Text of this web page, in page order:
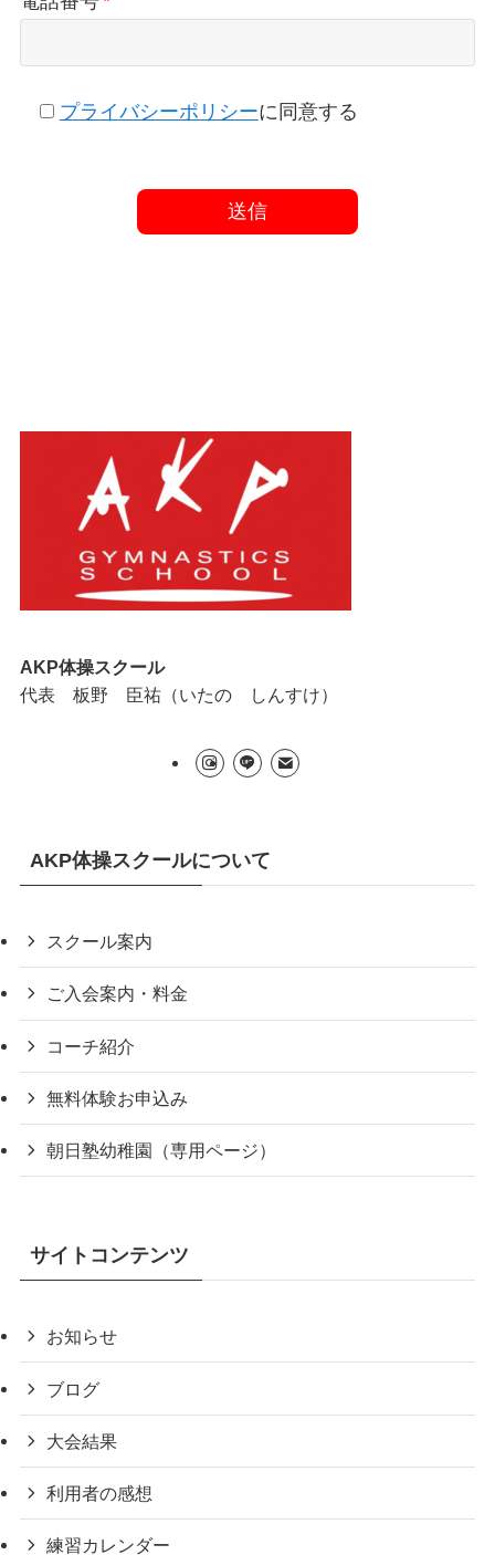
プライバシーポリシーに同意する
AKP体操スクール
代表 板野 臣祐（いたの しんすけ）
AKP体操スクールについて
スクール案内
ご入会案内・料金
コーチ紹介
無料体験お申込み
朝日塾幼稚園（専用ページ）
サイトコンテンツ
お知らせ
ブログ
大会結果
利用者の感想
練習カレンダー